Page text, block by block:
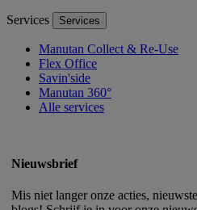
Services Services
Manutan Collect & Re-Use
Flex Office
Savin'side
Manutan 360°
Alle services
Nieuwsbrief
Mis niet langer onze acties,